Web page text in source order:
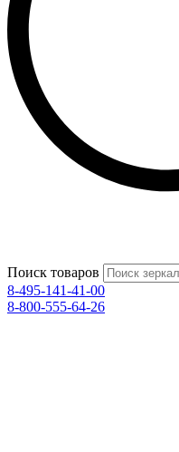
Поиск товаров
8-495-141-41-00
8-800-555-64-26